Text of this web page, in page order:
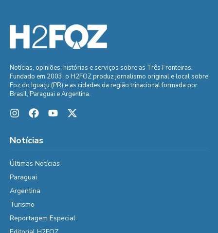
Notícias, opiniões, histórias e serviços sobre as Três Fronteiras.
Fundado em 2003, o H2FOZ produz jornalismo original e local sobre
Foz do Iguaçu (PR) e as cidades da região trinacional formada por
Brasil, Paraguai e Argentina.
Notícias
Últimas Notícias
Paraguai
Argentina
Turismo
Reportagem Especial